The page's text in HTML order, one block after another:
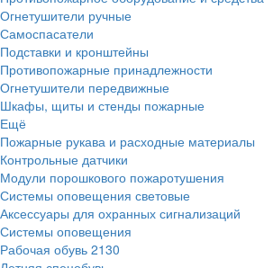
Огнетушители ручные
Самоспасатели
Подставки и кронштейны
Противопожарные принадлежности
Огнетушители передвижные
Шкафы, щиты и стенды пожарные
Ещё
Пожарные рукава и расходные материалы
Контрольные датчики
Модули порошкового пожаротушения
Системы оповещения световые
Аксессуары для охранных сигнализаций
Системы оповещения
Рабочая обувь 2130